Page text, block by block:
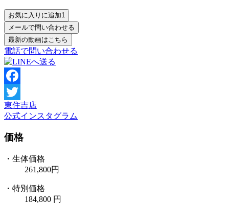
お気に入りに追加1
電話で問い合わせる
Facebook
Twitter
東住吉店
公式インスタグラム
価格
・生体価格
261,800円
・ 特別価格
184,800 円